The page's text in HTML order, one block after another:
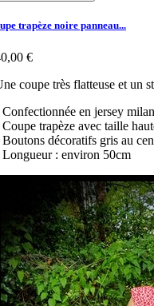
trapèze noire panneau...
€
coupe très flatteuse et un
Confectionnée en jersey
Coupe trapèze avec taille
Boutons décoratifs gris au
Longueur : environ 50cm